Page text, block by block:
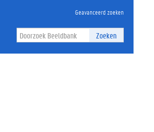
Geavanceerd zoeken
Zoeken